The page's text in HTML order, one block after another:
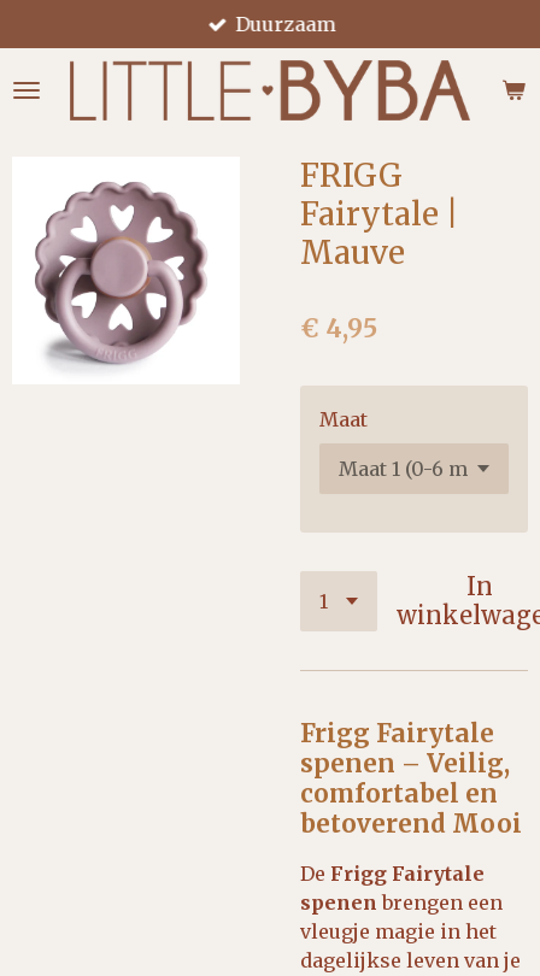
direct
naar
Duurzaam
FRIGG
Fairytale |
Mauve
€ 4,95
Maat
In
Frigg Fairytale
spenen – Veilig,
comfortabel en
betoverend Mooi
De Frigg Fairytale
spenen brengen een
vleugje magie in het
dagelijkse leven van je